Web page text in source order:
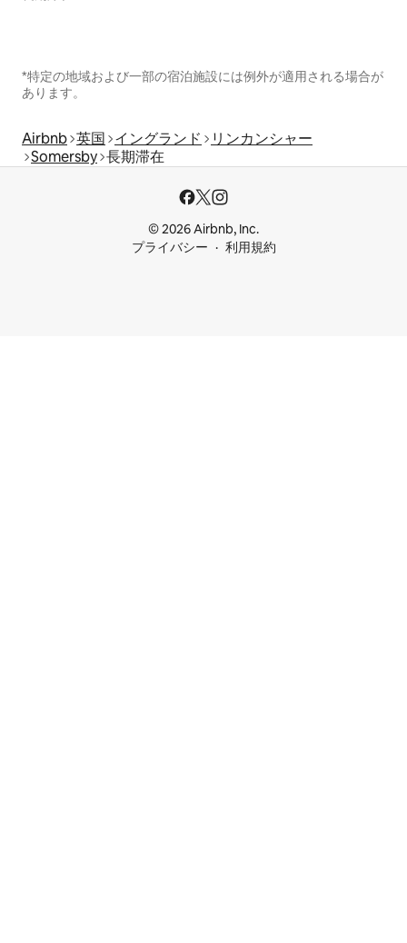
*特定の地域および一部の宿泊施設には例外が適用される場合が
あります。
Airbnb 英国 イングランド
リンカンシャー
Somersby 長期滞在
© 2026 Airbnb, Inc.
プライバシー
利用規約